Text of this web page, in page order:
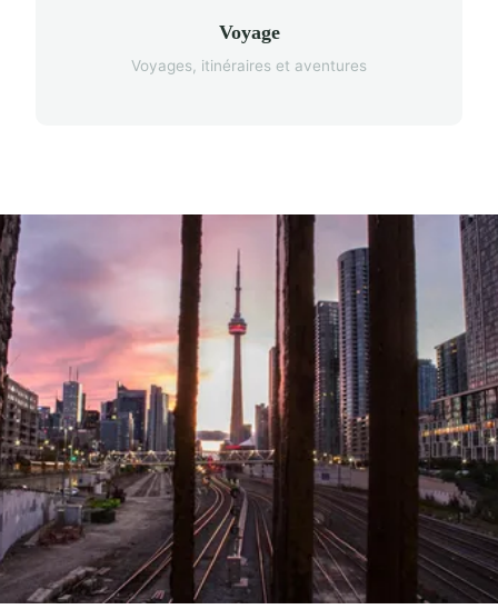
Voyage
Voyages, itinéraires et aventures